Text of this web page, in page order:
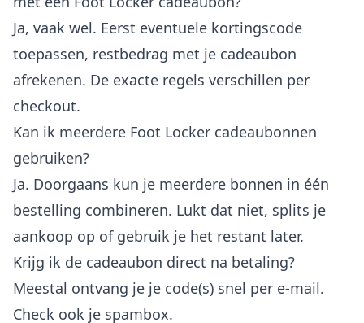
Ja, vaak wel. Eerst eventuele kortingscode
toepassen, restbedrag met je cadeaubon
afrekenen. De exacte regels verschillen per
checkout.
Kan ik meerdere Foot Locker cadeaubonnen
gebruiken?
Ja. Doorgaans kun je meerdere bonnen in één
bestelling combineren. Lukt dat niet, splits je
aankoop op of gebruik je het restant later.
Krijg ik de cadeaubon direct na betaling?
Meestal ontvang je je code(s) snel per e-mail.
Check ook je spambox.